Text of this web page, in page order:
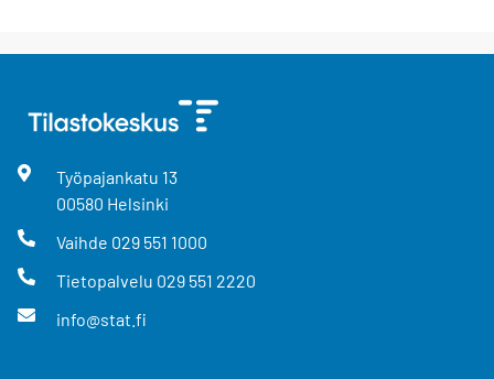
Työpajankatu 13
00580 Helsinki
Vaihde 029 551 1000
Tietopalvelu 029 551 2220
info@stat.fi